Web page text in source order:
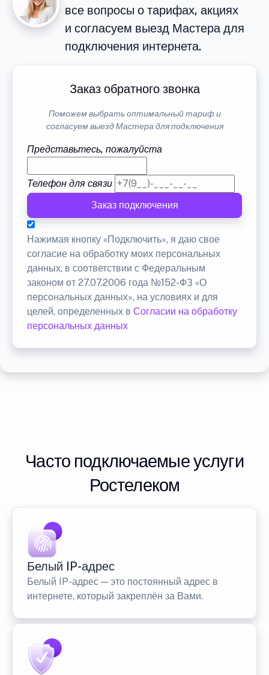
все вопросы о тарифах, акциях
и согласуем выезд Мастера для
подключения интернета.
Заказ обратного звонка
Поможем выбрать оптимальный тариф и
согласуем выезд Мастера для подключения
Представьтесь, пожалуйста
Телефон для связи
Заказ подключения
Нажимая кнопку «Подключить», я даю свое
согласие на обработку моих персональных
данных, в соответствии с Федеральным
законом от 27.07.2006 года №152-ФЗ «О
персональных данных», на условиях и для
целей, определенных в Согласии на обработку
персональных данных
Часто подключаемые услуги
Ростелеком
Белый IP-адрес
Белый IP-адрес — это постоянный адрес в
интернете, который закреплён за Вами.